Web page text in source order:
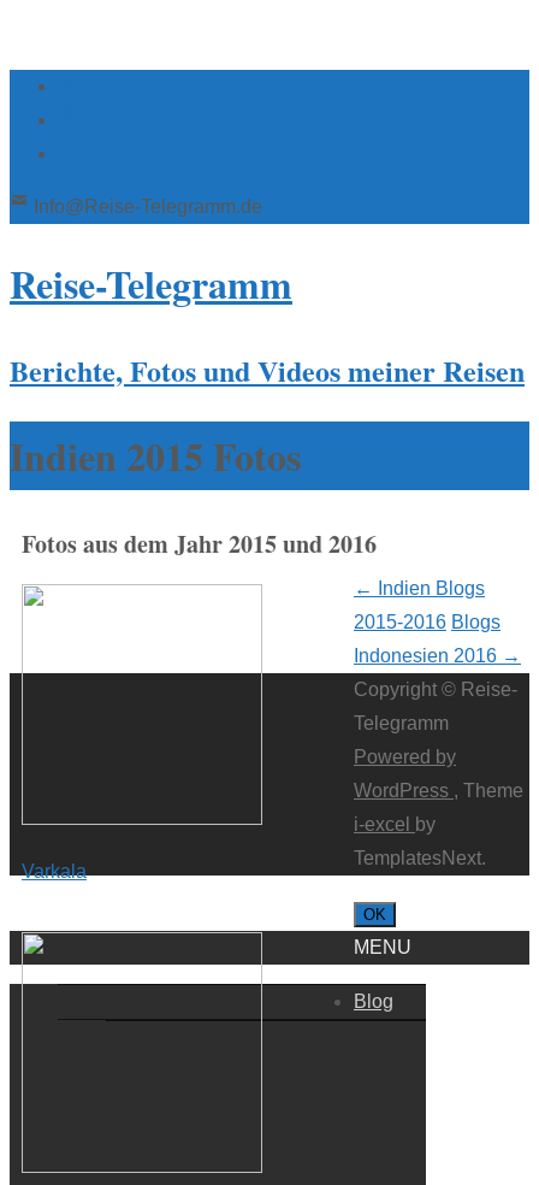
Info@Reise-Telegramm.de
Reise-Telegramm
Berichte, Fotos und Videos meiner Reisen
Indien 2015 Fotos
Fotos aus dem Jahr 2015 und 2016
Varkala
Post
←
Indien Blogs
2015-2016 Blogs
Indonesien 2016 →
Copyright © Reise-
Telegramm
Powered by
WordPress , Theme
i-excel
by
TemplatesNext.
OK
MENU
Blog